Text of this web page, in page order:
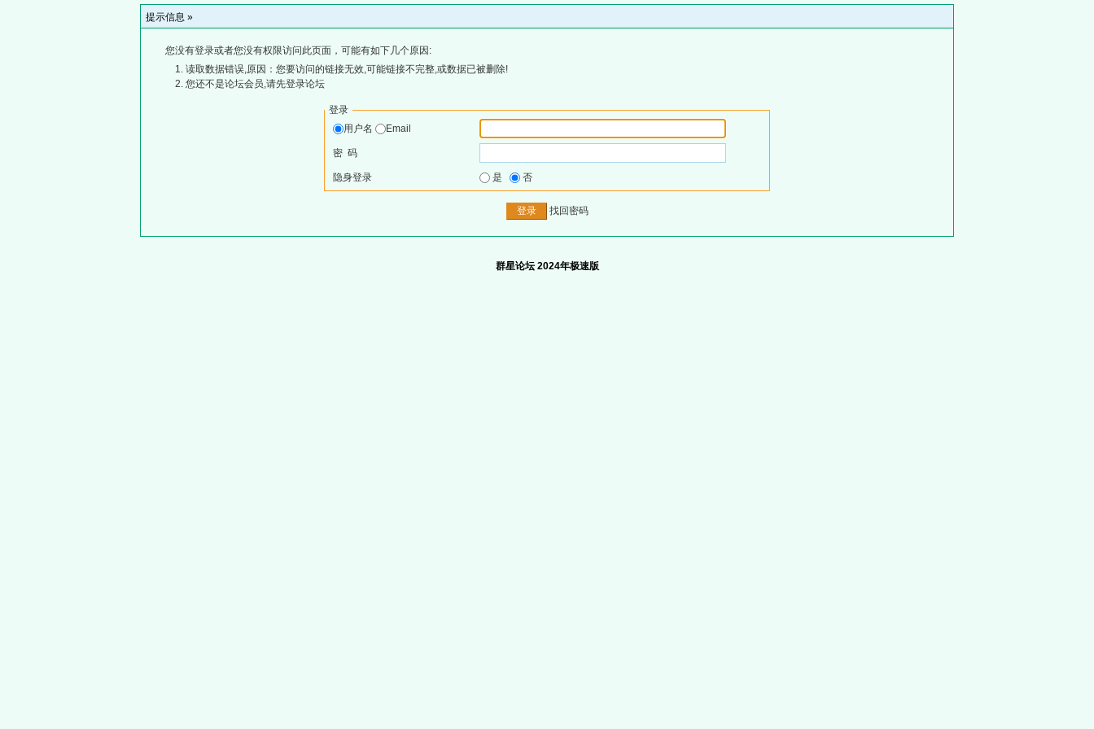
提示信息 »
您没有登录或者您没有权限访问此页面，可能有如下几个原因:
读取数据错误,原因：您要访问的链接无效,可能链接不完整,或数据已被删除!
您还不是论坛会员,请先登录论坛
登录
用户名
Email
密 码
隐身登录 是 否
找回密码
群星论坛 2024年极速版